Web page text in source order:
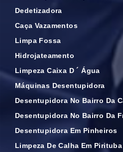
Dedetizadora
Caça Vazamentos
Limpa Fossa
Hidrojateamento
Limpeza Caixa D ´ Água
Máquinas Desentupidora
Desentupidora No Bairro Da
Desentupidora No Bairro Da
Desentupidora Em Pinheiros
Limpeza De Calha Em Pirituba